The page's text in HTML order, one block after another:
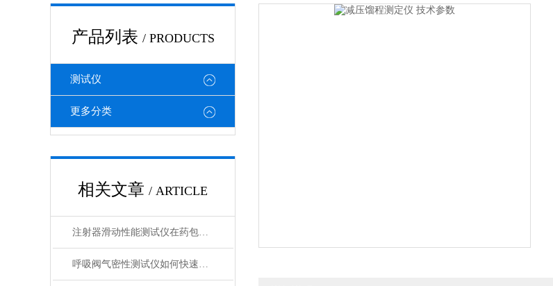
产品列表 / PRODUCTS
测试仪
更多分类
相关文章 / ARTICLE
注射器滑动性能测试仪在药包材检测中的应用
呼吸阀气密性测试仪如何快速判断呼吸阀是否失效？